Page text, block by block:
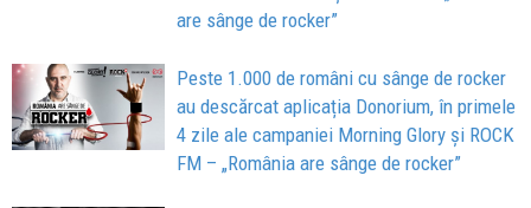
are sânge de rocker”
Peste 1.000 de români cu sânge de rocker
au descărcat aplicația Donorium, în primele
4 zile ale campaniei Morning Glory și ROCK
FM – „România are sânge de rocker”